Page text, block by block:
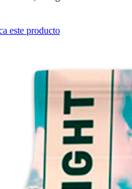
este producto